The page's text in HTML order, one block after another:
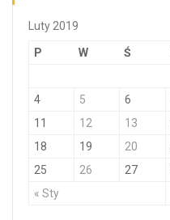
Luty 2019
P W Ś
« Sty
4
5 6
11
12 13
18
19 20
25
26 27